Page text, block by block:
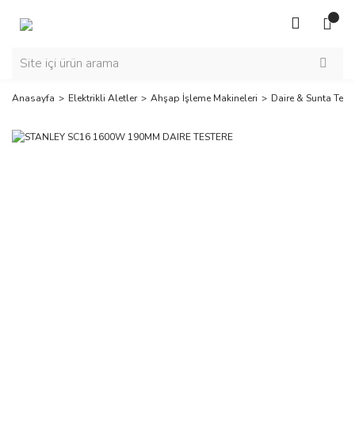
Anasayfa Elektrikli Aletler Ahşap İşleme Makineleri Daire & Sunta